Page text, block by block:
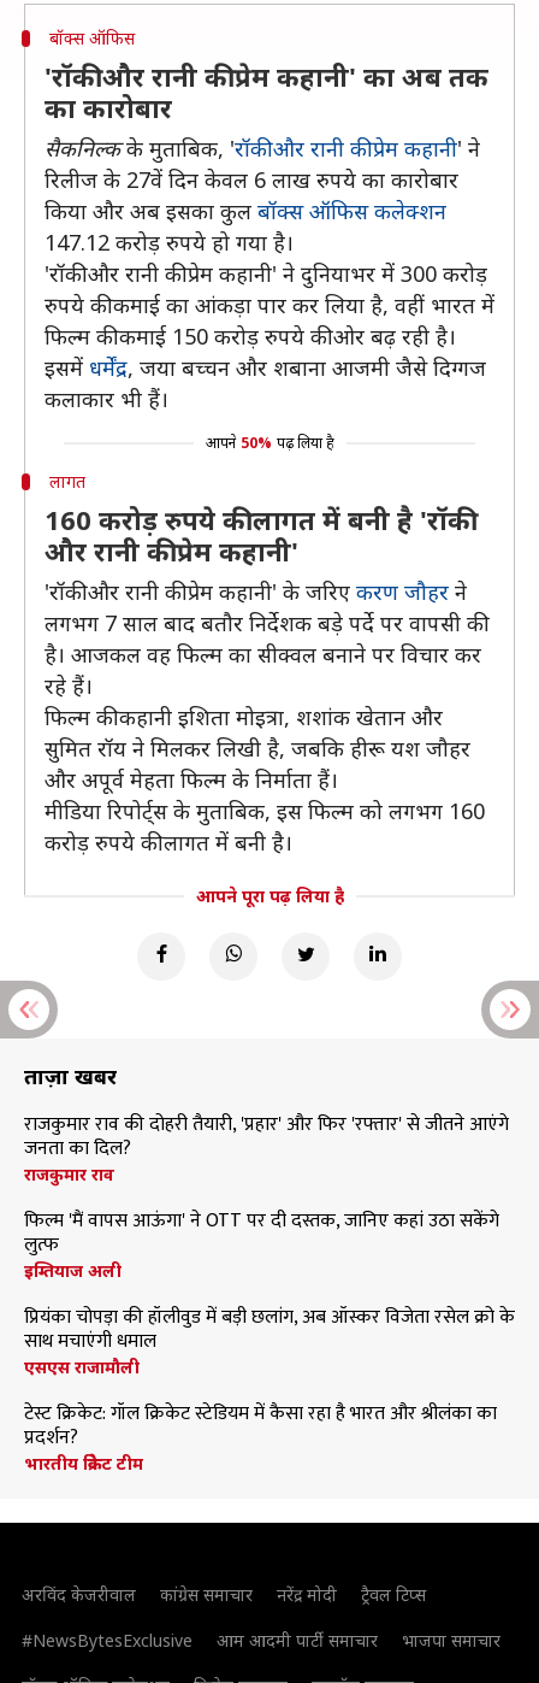
बॉक्स ऑफिस
'रॉकी और रानी की प्रेम कहानी' का अब तक
का कारोबार
सैकनिल्कके मुताबिक, 'रॉकी और रानी की प्रेम कहानी' ने
रिलीज के 27वें दिन केवल 6 लाख रुपये का कारोबार
किया और अब इसका कुल बॉक्स ऑफिस कलेक्शन
147.12 करोड़ रुपये हो गया है।
'रॉकी और रानी की प्रेम कहानी' ने दुनियाभर में 300 करोड़
रुपये की कमाई का आंकड़ा पार कर लिया है, वहीं भारत में
फिल्म की कमाई 150 करोड़ रुपये की ओर बढ़ रही है।
इसमें धर्मेंद्र, जया बच्चन और शबाना आजमी जैसे दिग्गज
कलाकार भी हैं।
आपने 50% पढ़ लिया है
लागत
160 करोड़ रुपये की लागत में बनी है 'रॉकी
और रानी की प्रेम कहानी'
'रॉकी और रानी की प्रेम कहानी' के जरिए करण जौहर ने
लगभग 7 साल बाद बतौर निर्देशक बड़े पर्दे पर वापसी की
है। आजकल वह फिल्म का सीक्वल बनाने पर विचार कर
रहे हैं।
फिल्म की कहानी इशिता मोइत्रा, शशांक खेतान और
सुमित रॉय ने मिलकर लिखी है, जबकि हीरू यश जौहर
और अपूर्व मेहता फिल्म के निर्माता हैं।
मीडिया रिपोर्ट्स के मुताबिक, इस फिल्म को लगभग 160
करोड़ रुपये की लागत में बनी है।
आपने पूरा पढ़ लिया है
ताज़ा खबरें
राजकुमार राव की दोहरी तैयारी, 'प्रहार' और फिर 'रफ्तार' से जीतने आएंगे
जनता का दिल?
राजकुमार राव
फिल्म 'मैं वापस आऊंगा' ने OTT पर दी दस्तक, जानिए कहां उठा सकेंगे
लुत्फ
इम्तियाज अली
प्रियंका चोपड़ा की हॉलीवुड में बड़ी छलांग, अब ऑस्कर विजेता रसेल क्रो के
साथ मचाएंगी धमाल
एसएस राजामौली
टेस्ट क्रिकेट: गॉल क्रिकेट स्टेडियम में कैसा रहा है भारत और श्रीलंका का
प्रदर्शन?
भारतीय क्रिकेट टीम
अरविंद केजरीवाल कांग्रेस समाचार नरेंद्र मोदी
ट्रैवल टिप्स
#NewsBytesExclusive
आम आदमी पार्टी समाचार
भाजपा समाचार